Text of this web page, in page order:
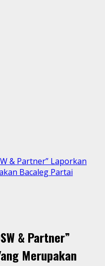
& Partner” Laporkan
Bacaleg Partai
& Partner”
Merupakan